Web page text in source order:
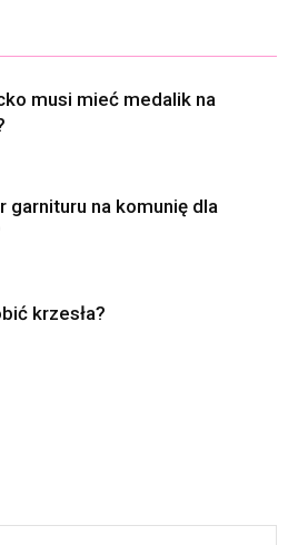
musi mieć medalik na
garnituru na komunię dla
krzesła?